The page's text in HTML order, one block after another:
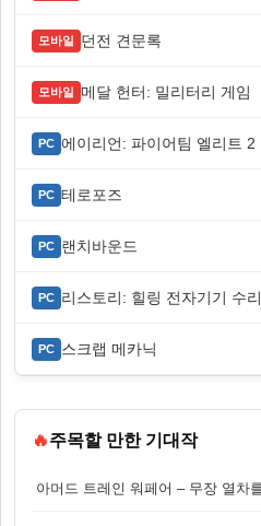
모바일 던전 견문록
모바일 메달 헌터: 밀리터리 게임
PC 에이리언: 파이어팀 엘리트 2
PC 테로포즈
PC 랜치바운드
PC 리스토리: 힐링 전자기기 수리
PC 스크랩 메카닉
🔥주목할 만한 기대작